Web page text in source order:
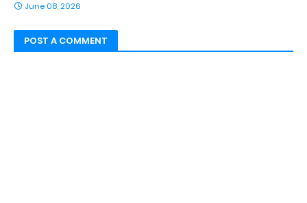
June 08, 2026
POST A COMMENT